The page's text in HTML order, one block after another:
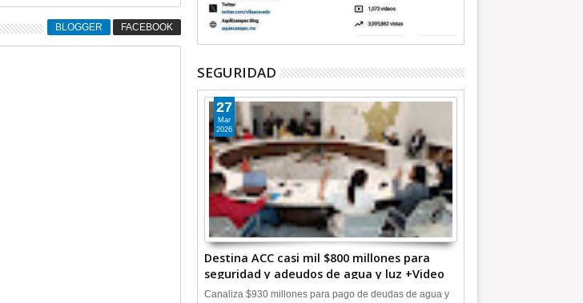
BLOGGER FACEBOOK
SEGURIDAD
Destina ACC casi mil $800 millones para
seguridad y adeudos de agua y luz +Video
27
Mar
2026
Canaliza $930 millones para pago de deudas de agua y